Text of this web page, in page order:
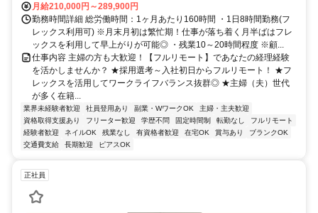
月給210,000円～289,900円
勤務時間詳細 総労働時間：1ヶ月あたり160時間 ・1日8時間勤務(フ
レックス利用可) ※月末月初は繁忙期！仕事が落ち着く月半ばはフレ
ックスを利用して早上がりが可能◎ ・残業10～20時間程度 ※顧...
仕事内容 主婦の方も大歓迎！【フルリモート】であなたの経理経験
を活かしませんか？ ★採用選考～入社初日からフルリモート！ ★フ
レックスを活用してワークライフバランス抜群◎ ★主婦（夫）世代
が多く在籍...
業界未経験者歓迎 社員登用あり 副業・WワークOK
主婦・主夫歓迎
資格取得支援あり
フリーター歓迎 学歴不問 固定時間制 転勤なし
フルリモート
経験者歓迎
ネイルOK 残業なし 有資格者歓迎 在宅OK 賞与あり
ブランクOK
交通費支給
長期歓迎 ピアスOK
正社員